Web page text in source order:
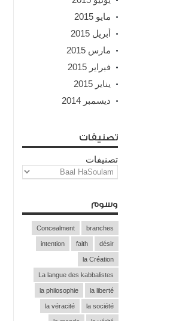
مايو 2015
أبريل 2015
مارس 2015
فبراير 2015
يناير 2015
ديسمبر 2014
تصنيفات
تصنيفات
وسوم
branches
Concealment
désir
faith
intention
la Création
La langue des kabbalistes
la liberté
la philosophie
la société
la véracité